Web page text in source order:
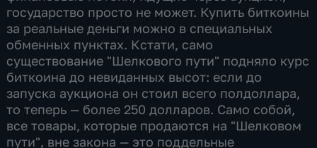
государство просто не может. Купить биткоины
за реальные деньги можно в специальных
обменных пунктах. Кстати, само
существование "Шелкового пути" подняло курс
биткоина до невиданных высот: если до
запуска аукциона он стоил всего полдоллара,
то теперь — более 250 долларов. Само собой,
все товары, которые продаются на "Шелковом
пути", вне закона — это поддельные